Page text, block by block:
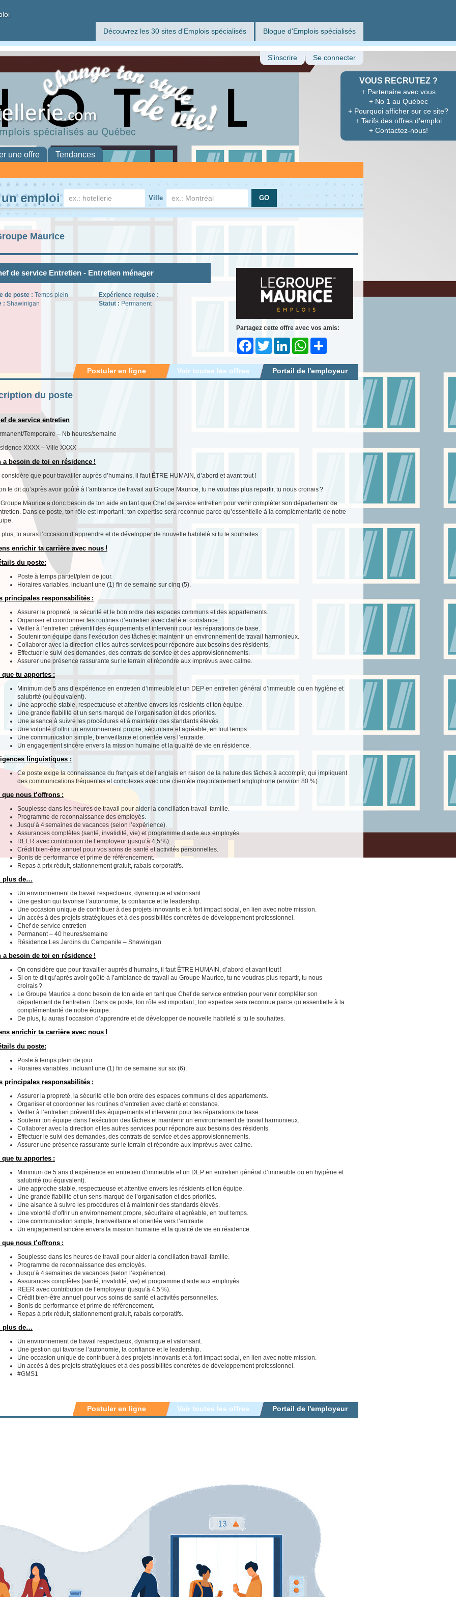
Découvrez les 30 sites d'Emplois spécialisés Blogue d'Emplois spécialisés
VOUS RECRUTEZ ?
+ Partenaire avec vous
+ No 1 au Québec
+ Pourquoi afficher sur ce site?
+ Tarifs des offres d'emploi
+ Contactez-nous!
S'inscrire Se connecter
une offre Tendances
emploi Ville
Maurice
de service Entretien - Entretien ménager
de poste : Temps plein
: Shawinigan
Expérience requise :
Statut : Permanent
Partagez cette offre avec vos amis:
FacebookTwitter LinkedIn WhatsApp
Portail de l'employeur
Voir toutes les offres
Postuler en ligne
du poste
de service entretien
Temporaire – Nb heures/semaine
XXXX – Ville XXXX
a besoin de toi en résidence !
considère que pour travailler auprès d’humains, il faut ÊTRE HUMAIN, d’abord et avant tout !
te dit qu’après avoir goûté à l’ambiance de travail au Groupe Maurice, tu ne voudras plus repartir, tu nous croirais ?
Groupe Maurice a donc besoin de ton aide en tant que Chef de service entretien pour venir compléter son département de
Dans ce poste, ton rôle est important ; ton expertise sera reconnue parce qu’essentielle à la complémentarité de notre
plus, tu auras l’occasion d’apprendre et de développer de nouvelle habileté si tu le souhaites.
enrichir ta carrière avec nous !
du poste:
Poste à temps partiel/plein de jour.
Horaires variables, incluant une (1) fin de semaine sur cinq (5).
principales responsabilités :
Assurer la propreté, la sécurité et le bon ordre des espaces communs et des appartements.
Organiser et coordonner les routines d’entretien avec clarté et constance.
Veiller à l’entretien préventif des équipements et intervenir pour les réparations de base.
Soutenir ton équipe dans l’exécution des tâches et maintenir un environnement de travail harmonieux.
Collaborer avec la direction et les autres services pour répondre aux besoins des résidents.
Effectuer le suivi des demandes, des contrats de service et des approvisionnements.
Assurer une présence rassurante sur le terrain et répondre aux imprévus avec calme.
que tu apportes :
Minimum de 5 ans d’expérience en entretien d’immeuble et un DEP en entretien général d’immeuble ou en hygiène et
salubrité (ou équivalent).
Une approche stable, respectueuse et attentive envers les résidents et ton équipe.
Une grande fiabilité et un sens marqué de l’organisation et des priorités.
Une aisance à suivre les procédures et à maintenir des standards élevés.
Une volonté d’offrir un environnement propre, sécuritaire et agréable, en tout temps.
Une communication simple, bienveillante et orientée vers l’entraide.
Un engagement sincère envers la mission humaine et la qualité de vie en résidence.
linguistiques :
Ce poste exige la connaissance du français et de l’anglais en raison de la nature des tâches à accomplir, qui impliquent
des communications fréquentes et complexes avec une clientèle majoritairement anglophone (environ 80 %).
que nous t’offrons :
Souplesse dans les heures de travail pour aider la conciliation travail-famille.
Programme de reconnaissance des employés.
Jusqu’à 4 semaines de vacances (selon l’expérience).
Assurances complètes (santé, invalidité, vie) et programme d’aide aux employés.
REER avec contribution de l’employeur (jusqu’à 4,5 %).
Crédit bien-être annuel pour vos soins de santé et activités personnelles.
Bonis de performance et prime de référencement.
Repas à prix réduit, stationnement gratuit, rabais corporatifs.
plus de…
Un environnement de travail respectueux, dynamique et valorisant.
Une gestion qui favorise l’autonomie, la confiance et le leadership.
Une occasion unique de contribuer à des projets innovants et à fort impact social, en lien avec notre mission.
Un accès à des projets stratégiques et à des possibilités concrètes de développement professionnel.
Chef de service entretien
Permanent – 40 heures/semaine
Résidence Les Jardins du Campanile – Shawinigan
a besoin de toi en résidence !
On considère que pour travailler auprès d’humains, il faut ÊTRE HUMAIN, d’abord et avant tout !
Si on te dit qu’après avoir goûté à l’ambiance de travail au Groupe Maurice, tu ne voudras plus repartir, tu nous
croirais ?
Le Groupe Maurice a donc besoin de ton aide en tant que Chef de service entretien pour venir compléter son
département de l’entretien. Dans ce poste, ton rôle est important ; ton expertise sera reconnue parce qu’essentielle à la
complémentarité de notre équipe.
De plus, tu auras l’occasion d’apprendre et de développer de nouvelle habileté si tu le souhaites.
enrichir ta carrière avec nous !
du poste:
Poste à temps plein de jour.
Horaires variables, incluant une (1) fin de semaine sur six (6).
principales responsabilités :
Assurer la propreté, la sécurité et le bon ordre des espaces communs et des appartements.
Organiser et coordonner les routines d’entretien avec clarté et constance.
Veiller à l’entretien préventif des équipements et intervenir pour les réparations de base.
Soutenir ton équipe dans l’exécution des tâches et maintenir un environnement de travail harmonieux.
Collaborer avec la direction et les autres services pour répondre aux besoins des résidents.
Effectuer le suivi des demandes, des contrats de service et des approvisionnements.
Assurer une présence rassurante sur le terrain et répondre aux imprévus avec calme.
que tu apportes :
Minimum de 5 ans d’expérience en entretien d’immeuble et un DEP en entretien général d’immeuble ou en hygiène et
salubrité (ou équivalent).
Une approche stable, respectueuse et attentive envers les résidents et ton équipe.
Une grande fiabilité et un sens marqué de l’organisation et des priorités.
Une aisance à suivre les procédures et à maintenir des standards élevés.
Une volonté d’offrir un environnement propre, sécuritaire et agréable, en tout temps.
Une communication simple, bienveillante et orientée vers l’entraide.
Un engagement sincère envers la mission humaine et la qualité de vie en résidence.
que nous t’offrons :
Souplesse dans les heures de travail pour aider la conciliation travail-famille.
Programme de reconnaissance des employés.
Jusqu’à 4 semaines de vacances (selon l’expérience).
Assurances complètes (santé, invalidité, vie) et programme d’aide aux employés.
REER avec contribution de l’employeur (jusqu’à 4,5 %).
Crédit bien-être annuel pour vos soins de santé et activités personnelles.
Bonis de performance et prime de référencement.
Repas à prix réduit, stationnement gratuit, rabais corporatifs.
plus de…
Un environnement de travail respectueux, dynamique et valorisant.
Une gestion qui favorise l’autonomie, la confiance et le leadership.
Une occasion unique de contribuer à des projets innovants et à fort impact social, en lien avec notre mission.
Un accès à des projets stratégiques et à des possibilités concrètes de développement professionnel.
#GMS1
Portail de l'employeur
Voir toutes les offres
Postuler en ligne